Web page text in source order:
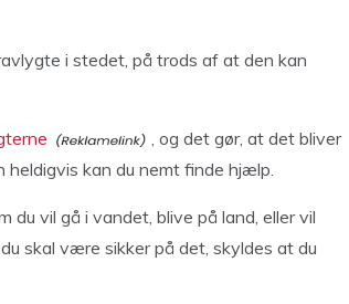
i stedet, på trods af at den kan
, og det gør, at det bliver
kan du nemt finde hjælp.
vil gå i vandet, blive på land, eller vil
skal være sikker på det, skyldes at du